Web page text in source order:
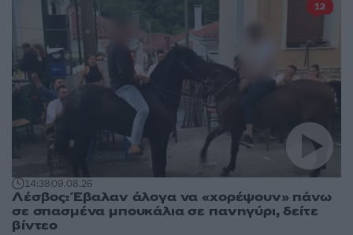
14:3809.08.26
Λέσβος: Έβαλαν άλογα να «χορέψουν» πάνω
σε σπασμένα μπουκάλια σε πανηγύρι, δείτε
βίντεο
12